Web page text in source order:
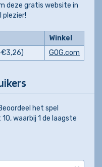
deze gratis website in
plezier!
Winkel
€3,26) GOG.com
het spel
waarbij 1 de laagste